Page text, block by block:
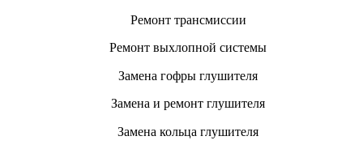
Ремонт трансмиссии
Ремонт выхлопной системы
Замена гофры глушителя
Замена и ремонт глушителя
Замена кольца глушителя